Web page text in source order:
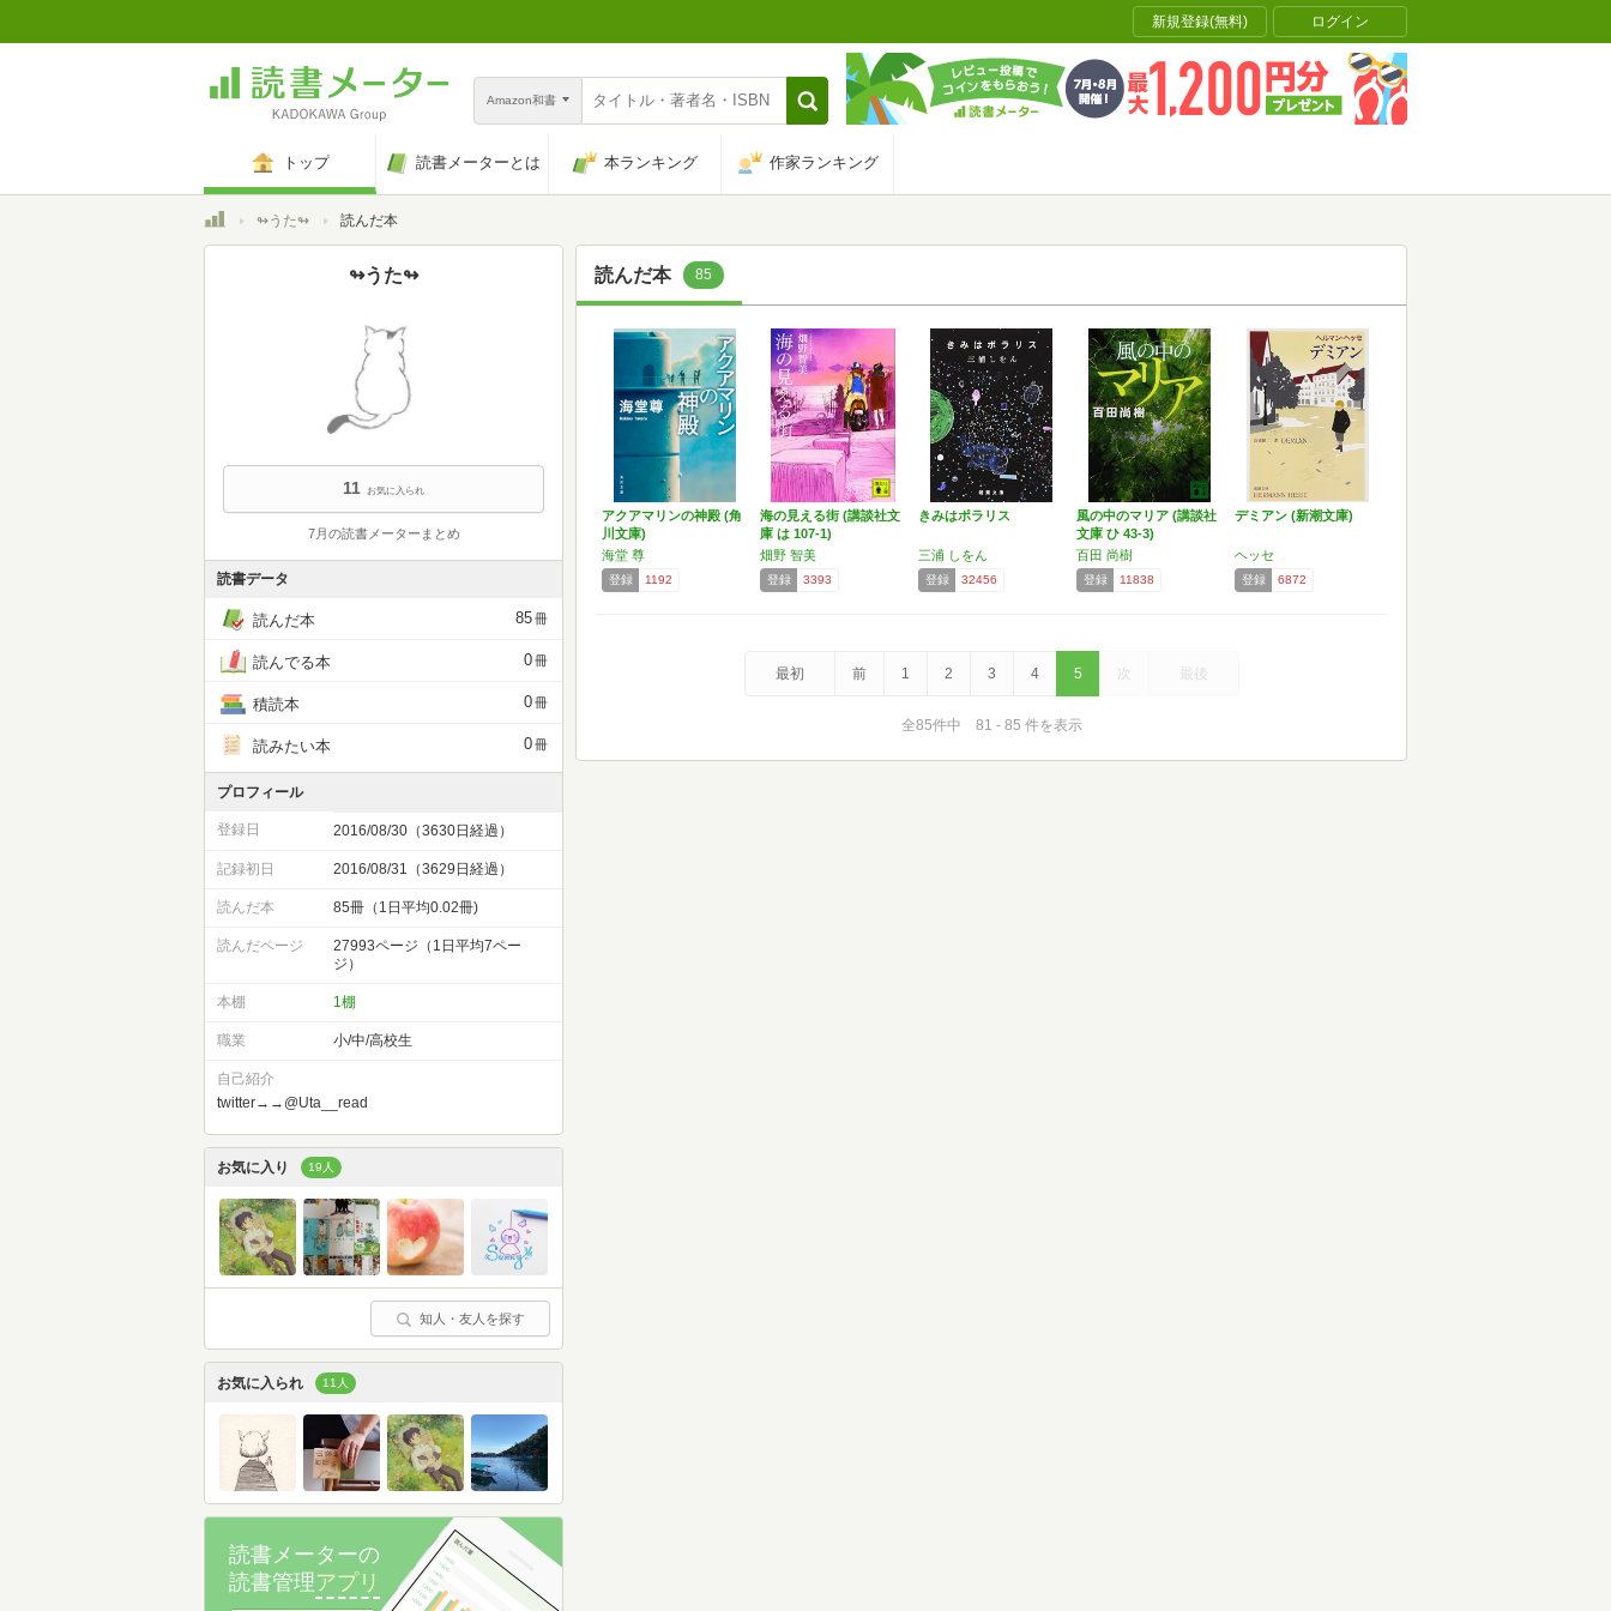
新規登録(無料) ログイン
Amazon和書
トップ 読書メーターとは 本ランキング 作家ランキング
トップ↬うた↬ 読んだ本
読んだ本 85
アクアマリンの神殿 (角
川文庫)
海堂 尊
登録 1192
海の見える街 (講談社文
庫 は 107-1)
畑野 智美
登録 3393
きみはポラリス
三浦 しをん
登録 32456
風の中のマリア (講談社
文庫 ひ 43-3)
百田 尚樹
登録 11838
デミアン (新潮文庫)
ヘッセ
登録 6872
最初 前 1 2 3 4 5 次 最後
全85件中 81 - 85 件を表示
↬うた↬
11 お気に入られ
7月の読書メーターまとめ
読書データ
読んだ本 85冊
読んでる本 0冊
積読本 0冊
読みたい本 0冊
プロフィール
登録日 2016/08/30（3630日経過）
記録初日 2016/08/31（3629日経過）
読んだ本 85冊（1日平均0.02冊)
読んだページ
27993ページ（1日平均7ペー
ジ）
本棚 1棚
職業 小/中/高校生
自己紹介
twitter→→@Uta__read
お気に入り 19人
知人・友人を探す
お気に入られ 11人
読書メーターの
読書管理アプリ